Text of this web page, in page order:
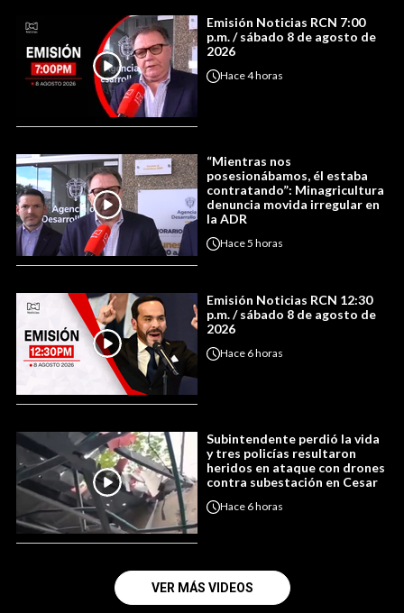
Emisión Noticias RCN 7:00
p.m. / sábado 8 de agosto de
2026
Hace4 horas
“Mientras nos
posesionábamos, él estaba
contratando”: Minagricultura
denuncia movida irregular en
la ADR
Hace5 horas
Emisión Noticias RCN 12:30
p.m. / sábado 8 de agosto de
2026
Hace 6 horas
Subintendente perdió la vida
y tres policías resultaron
heridos en ataque con drones
contra subestación en Cesar
Hace 6 horas
VER MÁS VIDEOS